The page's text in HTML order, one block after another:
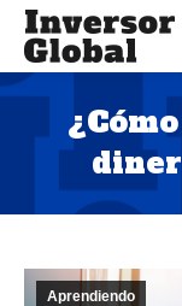
Aprendiendo